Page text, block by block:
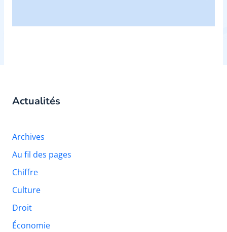
Actualités
Archives
Au fil des pages
Chiffre
Culture
Droit
Économie